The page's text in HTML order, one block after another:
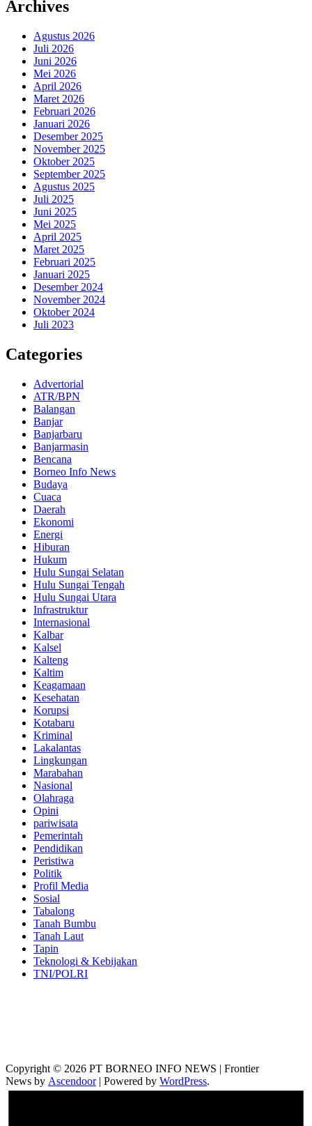
Archives
Agustus 2026
Juli 2026
Juni 2026
Mei 2026
April 2026
Maret 2026
Februari 2026
Januari 2026
Desember 2025
November 2025
Oktober 2025
September 2025
Agustus 2025
Juli 2025
Juni 2025
Mei 2025
April 2025
Maret 2025
Februari 2025
Januari 2025
Desember 2024
November 2024
Oktober 2024
Juli 2023
Categories
Advertorial
ATR/BPN
Balangan
Banjar
Banjarbaru
Banjarmasin
Bencana
Borneo Info News
Budaya
Cuaca
Daerah
Ekonomi
Energi
Hiburan
Hukum
Hulu Sungai Selatan
Hulu Sungai Tengah
Hulu Sungai Utara
Infrastruktur
Internasional
Kalbar
Kalsel
Kalteng
Kaltim
Keagamaan
Kesehatan
Korupsi
Kotabaru
Kriminal
Lakalantas
Lingkungan
Marabahan
Nasional
Olahraga
Opini
pariwisata
Pemerintah
Pendidikan
Peristiwa
Politik
Profil Media
Sosial
Tabalong
Tanah Bumbu
Tanah Laut
Tapin
Teknologi & Kebijakan
TNI/POLRI
Copyright © 2026 PT BORNEO INFO NEWS | Frontier
News by Ascendoor| Powered by WordPress.